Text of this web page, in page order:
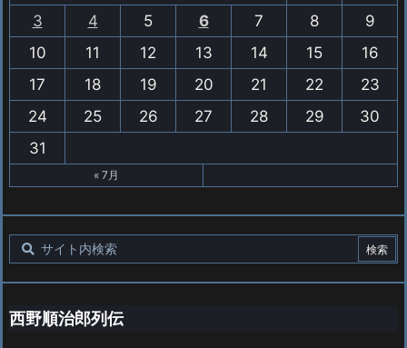
3
4 5 6 7 8
9
10
11 12 13 14 15
16
17
18 19 20 21 22
23
24
25 26 27 28 29
30
31
« 7月
西野順治郎列伝